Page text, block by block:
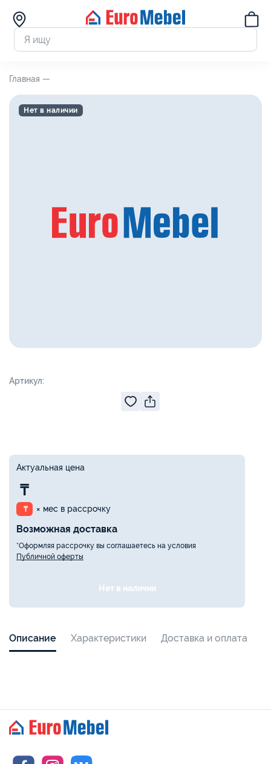
Главная —
Артикул:
Нет в наличии
Актуальная цена
₸
₸ × мес в рассрочку
Возможная доставка
*Оформляя рассрочку вы соглашаетесь на условия
Публичной оферты
Нет в наличии
Описание Характеристики Доставка и оплата